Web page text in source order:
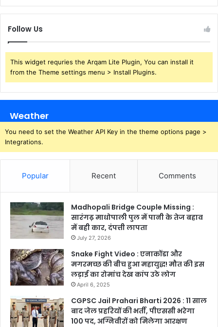
Follow Us
This widget requries the Arqam Lite Plugin, You can install it
from the Theme settings menu > Install Plugins.
Weather
You need to set the Weather API Key in the theme options page >
Integrations.
Popular Recent Comments
Madhopali Bridge Couple Missing :
सारंगढ़ माधोपाली पुल में पानी के तेज बहाव
में बही कार, दंपत्ती लापता
July 27, 2026
Snake Fight Video : एनाकोंडा और
मगरमच्छ की बीच हुआ महायुद्ध! मौत की इस
लड़ाई का रोमांच देख कांप उठे लोग
April 6, 2025
CGPSC Jail Prahari Bharti 2026 : 11 साल
बाद जेल प्रहरियों की भर्ती, पीएससी भरेगा
100 पद, अग्निवीरों को मिलेगा आरक्षण